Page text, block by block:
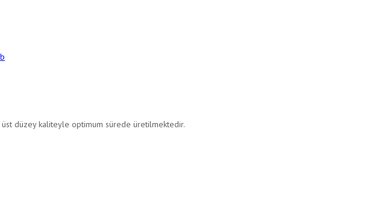
düzey kaliteyle optimum sürede üretilmektedir.